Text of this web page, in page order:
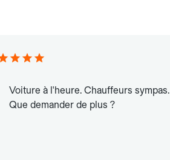
Voiture à l'heure. Chauffeurs sympas.
Que demander de plus ?